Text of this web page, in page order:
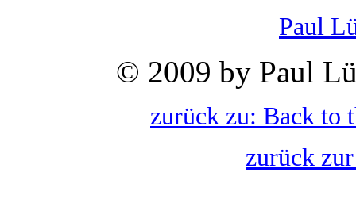
Paul
© 2009 by Paul
zurück zu: Back to
zurück